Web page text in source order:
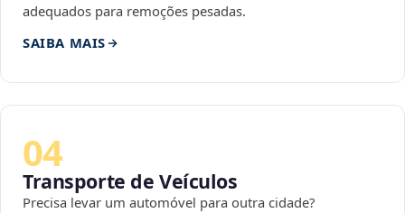
adequados para remoções pesadas.
SAIBA MAIS
04
Transporte de Veículos
Precisa levar um automóvel para outra cidade?